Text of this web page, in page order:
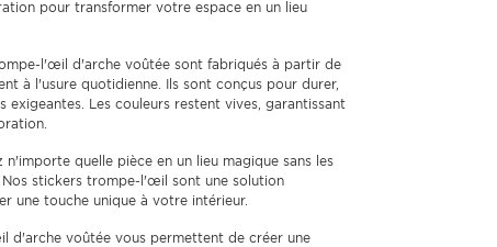
pour transformer votre espace en un lieu
l'œil d'arche voûtée sont fabriqués à partir de
à l'usure quotidienne. Ils sont conçus pour durer,
exigeantes. Les couleurs restent vives, garantissant
n'importe quelle pièce en un lieu magique sans les
stickers trompe-l'œil sont une solution
une touche unique à votre intérieur.
d'arche voûtée vous permettent de créer une